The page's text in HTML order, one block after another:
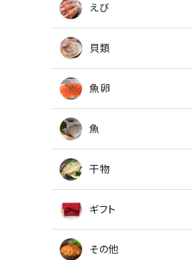
えび
貝類
魚卵
魚
干物
ギフト
その他